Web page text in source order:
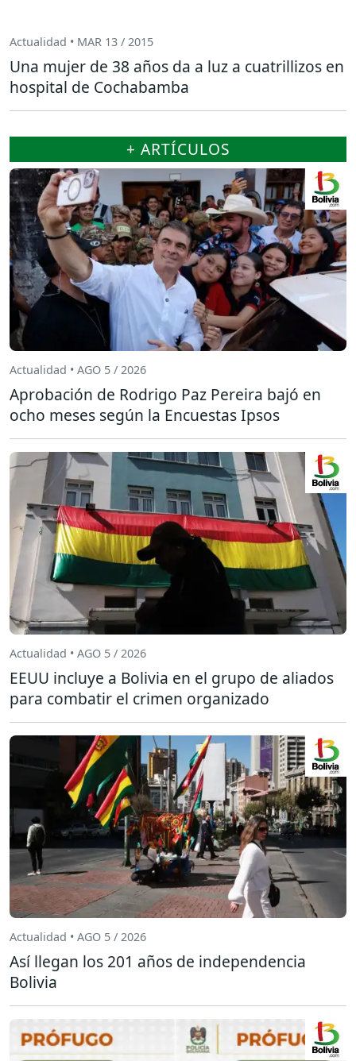
Actualidad • MAR 13 / 2015
Una mujer de 38 años da a luz a cuatrillizos en
hospital de Cochabamba
+ ARTÍCULOS
Actualidad • AGO 5 / 2026
Aprobación de Rodrigo Paz Pereira bajó en
ocho meses según la Encuestas Ipsos
Actualidad • AGO 5 / 2026
EEUU incluye a Bolivia en el grupo de aliados
para combatir el crimen organizado
Actualidad • AGO 5 / 2026
Así llegan los 201 años de independencia
Bolivia